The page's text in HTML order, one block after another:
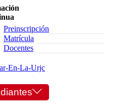
Preinscripción
Matrícula
Docentes
En-La-Urjc